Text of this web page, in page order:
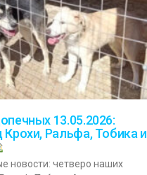
13.05.2026:
Ральфа, Тобика и
новости: четверо наших